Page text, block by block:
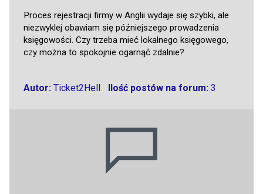
Proces rejestracji firmy w Anglii wydaje się szybki, ale
niezwyklej obawiam się późniejszego prowadzenia
księgowości. Czy trzeba mieć lokalnego księgowego,
czy można to spokojnie ogarnąć zdalnie?
Autor: Ticket2Hell Ilość postów na forum:3